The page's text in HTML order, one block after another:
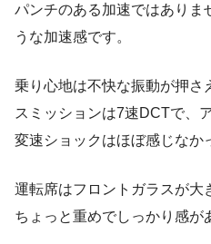
パンチのある加速ではありま
うな加速感です。
乗り心地は不快な振動が押さ
スミッションは7速DCTで、
変速ショックはほぼ感じなか
運転席はフロントガラスが大
ちょっと重めでしっかり感が